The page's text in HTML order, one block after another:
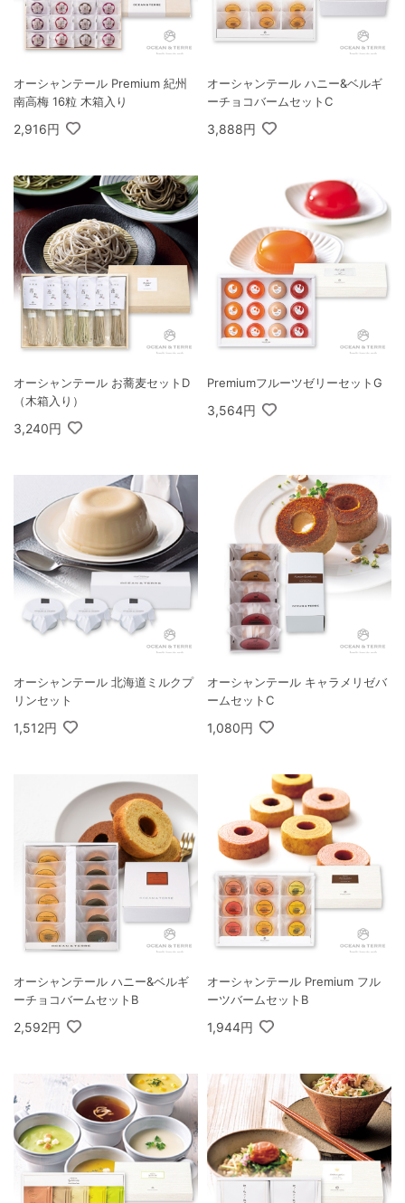
オーシャンテール Premium 紀州
南高梅 16粒 木箱入り
2,916円
オーシャンテール ハニー&ベルギ
ーチョコバームセットC
3,888円
オーシャンテール お蕎麦セットD
（木箱入り）
3,240円
PremiumフルーツゼリーセットG
3,564円
オーシャンテール 北海道ミルクプ
リンセット
1,512円
オーシャンテール キャラメリゼバ
ームセットC
1,080円
オーシャンテール ハニー&ベルギ
ーチョコバームセットB
2,592円
オーシャンテール Premium フル
ーツバームセットB
1,944円